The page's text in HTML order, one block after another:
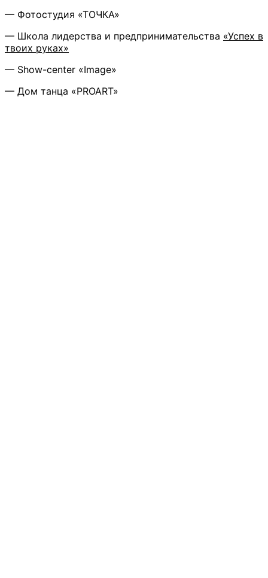
— Фотостудия «ТОЧКА»
— Школа лидерства и предпринимательства «Успех в
твоих руках»
— Show-center «Image»
— Дом танца «PROART»